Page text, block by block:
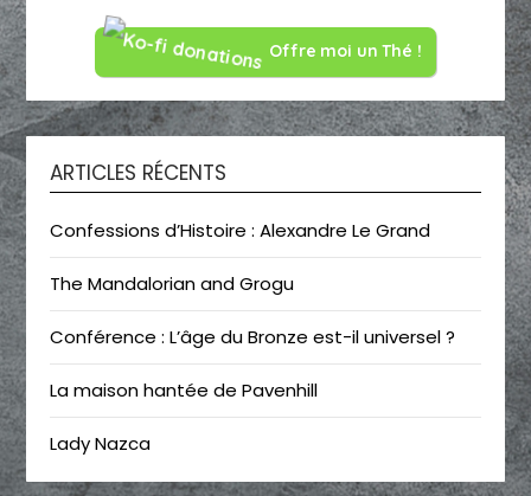
Offre moi un Thé !
ARTICLES RÉCENTS
Confessions d’Histoire : Alexandre Le Grand
The Mandalorian and Grogu
Conférence : L’âge du Bronze est-il universel ?
La maison hantée de Pavenhill
Lady Nazca